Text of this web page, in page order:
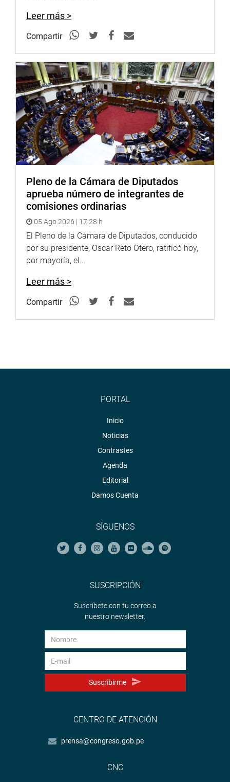
Leer más >
Compartir
Pleno de la Cámara de Diputados
aprueba número de integrantes de
comisiones ordinarias
05 Ago 2026 | 17:28 h
El Pleno de la Cámara de Diputados, conducido
por su presidente, Oscar Reto Otero, ratificó hoy,
por mayoría, el...
Leer más >
Compartir
PORTAL
Inicio
Noticias
Contrastes
Agenda
Editorial
Damos Cuenta
SÍGUENOS
SUSCRIPCIÓN
Suscríbete con tu correo a
nuestro newsletter.
Suscribirme
CENTRO DE ATENCIÓN
prensa@congreso.gob.pe
CNC